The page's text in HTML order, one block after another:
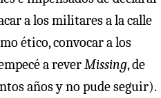
a los militares a la calle
ético, convocar a los
a reverMissing, de
años y no pude seguir).